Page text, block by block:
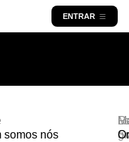
ENTRAR
somos nós